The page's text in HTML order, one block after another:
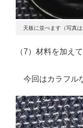
天板に並べます（写真は
（7）材料を加え
今回はカラフル